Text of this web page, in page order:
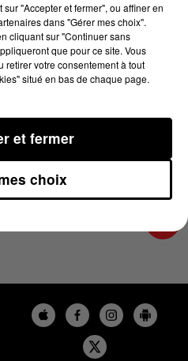
DU 19/06/2025
"Accepter et fermer", ou affiner en
dans "Gérer mes choix".
cliquant sur "Continuer sans
que pour ce site. Vous
retirer votre consentement à tout
situé en bas de chaque page.
choix
et fermer